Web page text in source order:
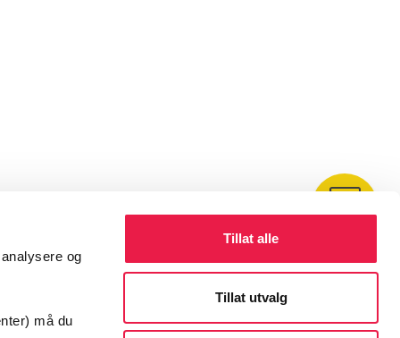
og
må du
Tillat alle
Tillat utvalg
Kontakt